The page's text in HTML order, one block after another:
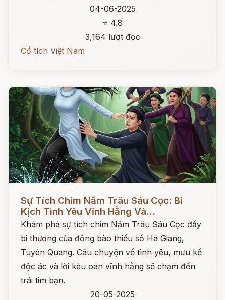
04-06-2025
⭐ 4.8
3,164 lượt đọc
Cổ tích Việt Nam
Sự Tích Chim Năm Trâu Sáu Cọc: Bi
Kịch Tình Yêu Vĩnh Hằng Và...
Khám phá sự tích chim Năm Trâu Sáu Cọc đầy
bi thương của đồng bào thiểu số Hà Giang,
Tuyên Quang. Câu chuyện về tình yêu, mưu kế
độc ác và lời kêu oan vĩnh hằng sẽ chạm đến
trái tim bạn.
20-05-2025